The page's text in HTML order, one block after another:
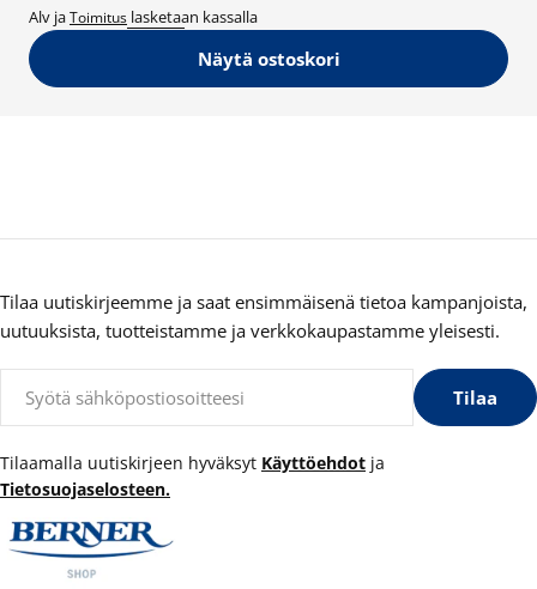
Alv jaToimitus lasketaan kassalla
Näytä ostoskori
Tilaa uutiskirjeemme ja saat ensimmäisenä tietoa kampanjoista,
uutuuksista, tuotteistamme ja verkkokaupastamme yleisesti.
Tilaa
Tilaamalla uutiskirjeen hyväksyt Käyttöehdot ja
Tietosuojaselosteen.